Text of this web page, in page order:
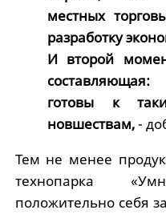
местных
разработку
И второй
готовы к
новшествам,-
Тем не менее
технопарка
положительно себя